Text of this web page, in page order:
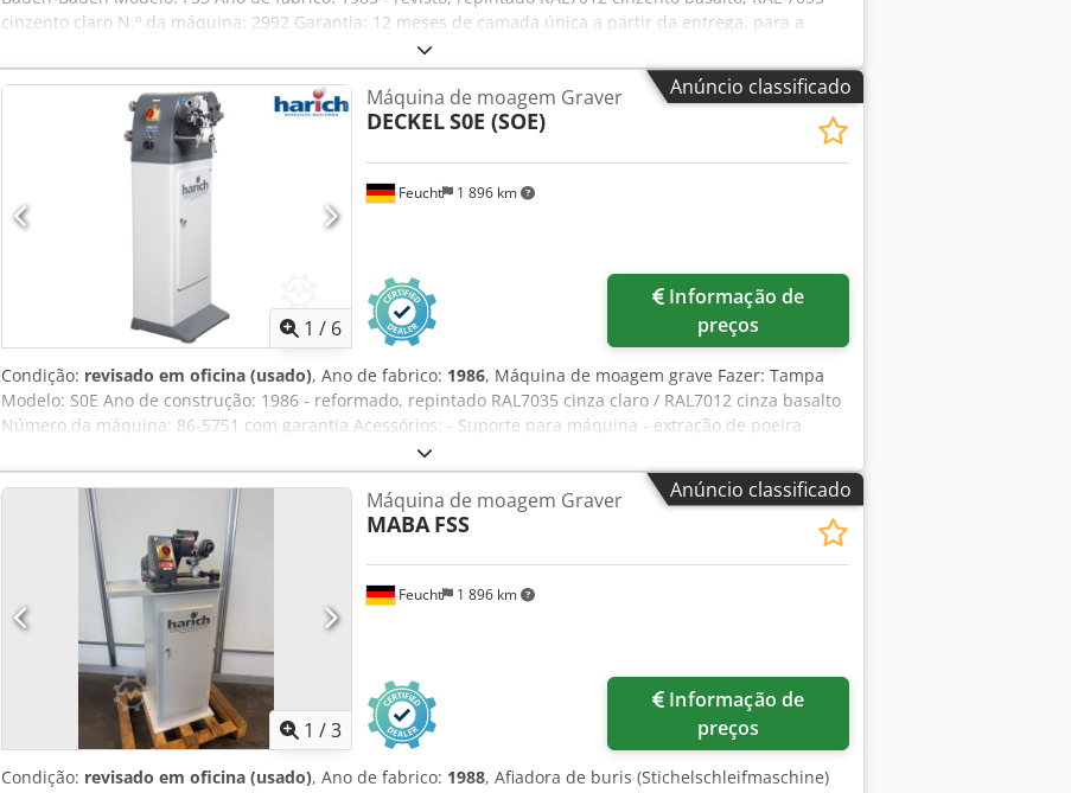
cinzento claro N.º da máquina: 2992 Garantia: 12 meses de camada única a partir da entrega, para a
mecânica por nós revista. Os componentes eléctricos e electrónicos estão excluídos, uma vez que apenas
foram submetidos a um teste de funcionamento. Para máquinas localizadas fora da nossa área de vendas
no norte da Baviera, os custos de deslocação ficam a cargo do cliente. Acessórios: - Disco de lixa com
flange - Manual de instruções incl. nova parte eléctrica Interruptor de ligar/desligar em caixa nova com
bobina de subtensão para realizar a proteção contra rearranque z. por exemplo, em caso de falha de
energia ou se a ficha de rede for retirada Crjdstqdqgopfx Ah Sef Usado como visto A máquina
corresponde tecnicamente ao estado do ano de fabrico nesse momento.
Anúncio classificado
1 / 6
Feucht 1 896 km
Máquina de moagem Graver
DECKELS0E (SOE)
preços
Condição: revisado em oficina (usado), Ano de fabrico: 1986, Máquina de moagem grave Fazer: Tampa
Modelo: S0E Ano de construção: 1986 - reformado, repintado RAL7035 cinza claro / RAL7012 cinza basalto
Número da máquina: 86-5751 com garantia Acessórios: - Suporte para máquina - extração de poeira
integrada - Rebolo com flange - Ferramenta de extração - Manual do usuário Incluindo instalação de um
interruptor liga/desliga com liberação de subtensão para implementar proteção contra reinicialização por
exemplo B. em caso de falha de energia ou desconexão do plugue de alimentação incluindo a produção
de uma placa adaptadora de montagem Usado como visto A máquina corresponde tecnicamente o status
do ano de construção naquele momento. Crsdpfx Ahsqctnis Sef
Anúncio classificado
1 /3
Feucht 1 896 km
Máquina de moagem Graver
MABA FSS
preços
Condição: revisado em oficina (usado), Ano de fabrico: 1988, Afiadora de buris (Stichelschleifmaschine)